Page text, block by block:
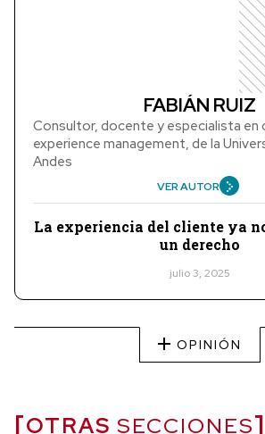
FABIÁN RUIZ
Consultor, docente y especialista en
experience management, de la
Andes
VER AUTOR
La experiencia del cliente ya
un derecho
julio 3, 2025
OPINIÓN
OTRAS SECCIONES